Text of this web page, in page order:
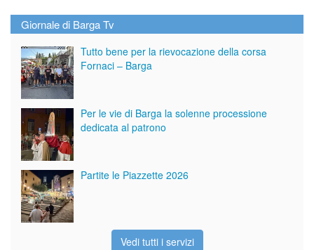
Giornale di Barga Tv
Tutto bene per la rievocazione della corsa
Fornaci – Barga
Per le vie di Barga la solenne processione
dedicata al patrono
Partite le Piazzette 2026
Vedi tutti i servizi